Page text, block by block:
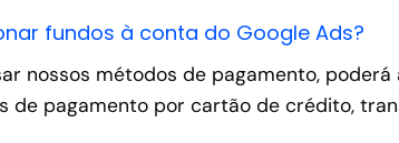
fundos à conta do Google Ads?
nossos métodos de pagamento,
de pagamento por cartão de crédito,